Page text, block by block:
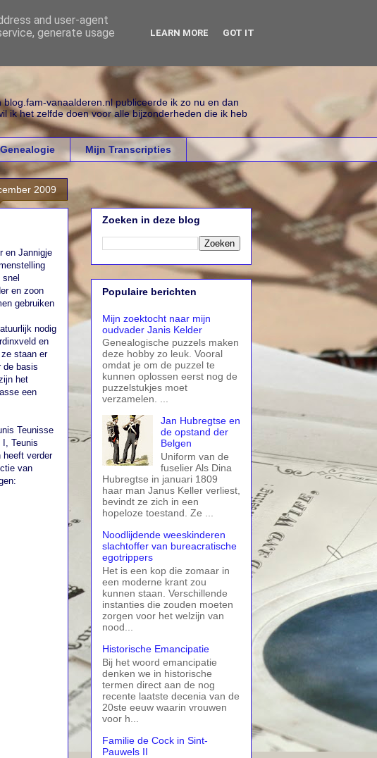
vanaalderen.nl publiceerde ik zo nu en dan
ik het zelfde doen voor alle bijzonderheden die ik heb
Mijn Transcripties
2009
en Jannigje
en zoon
gebruiken
nodig
en
staan er
de basis
het
een
Teunisse
I, Teunis
heeft verder
van
Zoeken in deze blog
Populaire berichten
Mijn zoektocht naar mijn
oudvader Janis Kelder
Genealogische puzzels maken
deze hobby zo leuk. Vooral
omdat je om de puzzel te
kunnen oplossen eerst nog de
puzzelstukjes moet
verzamelen. ...
Jan Hubregtse en
de opstand der
Belgen
Uniform van de
fuselier Als Dina
Hubregtse in januari 1809
haar man Janus Keller verliest,
bevindt ze zich in een
hopeloze toestand. Ze ...
Noodlijdende weeskinderen
slachtoffer van bureacratische
egotrippers
Het is een kop die zomaar in
een moderne krant zou
kunnen staan. Verschillende
instanties die zouden moeten
zorgen voor het welzijn van
nood...
Historische Emancipatie
Bij het woord emancipatie
denken we in historische
termen direct aan de nog
recente laatste decenia van de
20ste eeuw waarin vrouwen
voor h...
Familie de Cock in Sint-
Pauwels II
and user-agent
generate usage
LEARN MORE GOT IT